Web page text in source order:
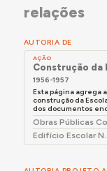
relações
AUTORIA DE
AÇÃO
Construção da
1956-1957
Esta página agrega
construção da
dos documentos
Obras Públicas
Edifício Escolar